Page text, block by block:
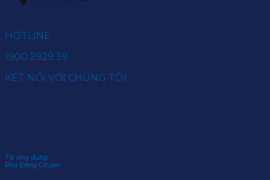
HOTLINE
1900.2929.39
KẾT NỐI VỚI CHÚNG TÔI
Tải ứng dụng
Phú Đông Citizen